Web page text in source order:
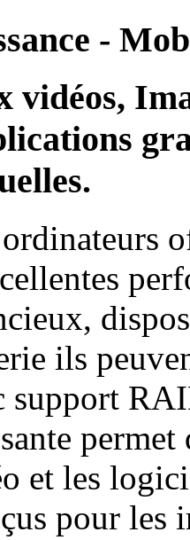
-
vidéos,
ils
support
permet
et les
pour les